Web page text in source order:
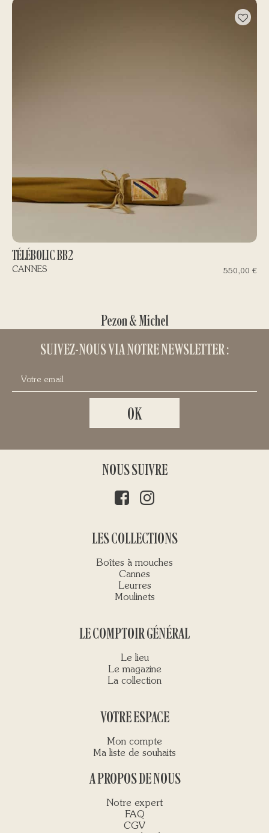
TÉLÉBOLIC BB2
550,00 €
CANNES
Pezon & Michel
SUIVEZ-NOUS VIA NOTRE NEWSLETTER :
NOUS SUIVRE
LES COLLECTIONS
Boîtes à mouches
Cannes
Leurres
Moulinets
LE COMPTOIR GÉNÉRAL
Le lieu
Le magazine
La collection
VOTRE ESPACE
Mon compte
Ma liste de souhaits
A PROPOS DE NOUS
Notre expert
FAQ
CGV